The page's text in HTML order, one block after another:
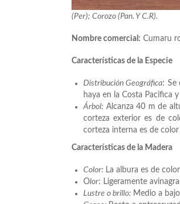
(Per); Corozo (Pan. Y C.R).
Nombre comercial: Cumaru
Características de la Especie
Distribución Geográfica: Se
haya en la Costa Pacifica
Árbol: Alcanza 40 m de
corteza exterior es de
corteza interna es de
Características de la Madera
Color: La albura es de
Olor: Ligeramente
Lustre o brillo: Medio a